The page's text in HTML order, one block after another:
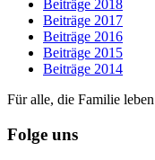
Beiträge 2018
Beiträge 2017
Beiträge 2016
Beiträge 2015
Beiträge 2014
Für alle, die Familie
Folge uns